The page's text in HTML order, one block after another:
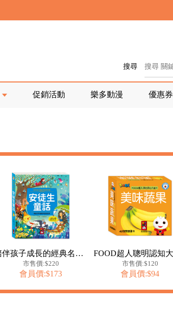
搜尋
促銷活動 樂多動漫 優惠券
陪伴孩子成長的經典名著-安徒生童話
市售價:$220
會員價:$173
市售價:$120
會員價:$94